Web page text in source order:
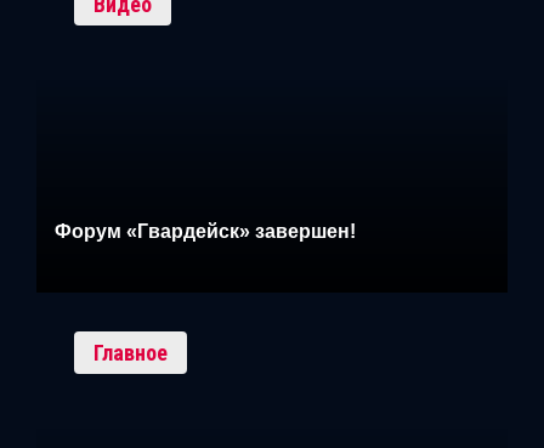
Форум «Гвардейск» завершен!
Главное